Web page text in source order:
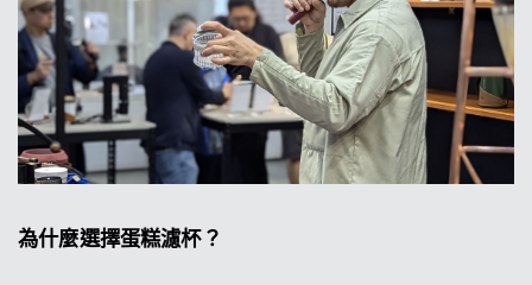
為什麼選擇蛋糕濾杯？